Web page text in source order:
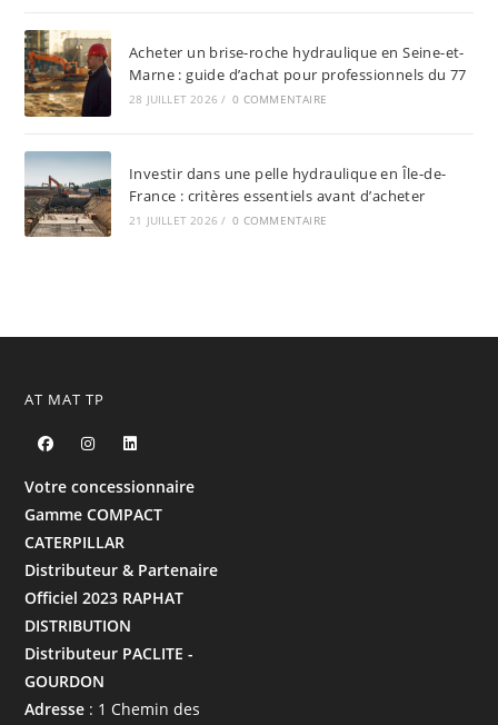
Acheter un brise-roche hydraulique en Seine-et-
Marne : guide d’achat pour professionnels du 77
28 JUILLET 2026 / 0 COMMENTAIRE
Investir dans une pelle hydraulique en Île-de-
France : critères essentiels avant d’acheter
21 JUILLET 2026 / 0 COMMENTAIRE
AT MAT TP
Votre concessionnaire
Gamme COMPACT
CATERPILLAR
Distributeur & Partenaire
Officiel 2023 RAPHAT
DISTRIBUTION
Distributeur PACLITE -
GOURDON
Adresse : 1 Chemin des